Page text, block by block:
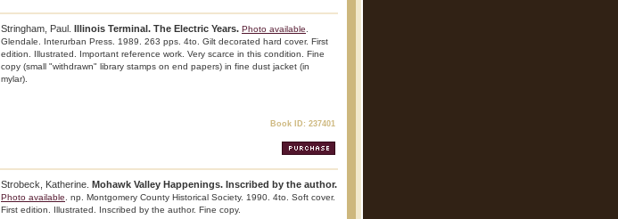
Stringham, Paul. Illinois Terminal. The Electric Years. Photo available
Glendale. Interurban Press. 1989. 263 pps. 4to. Gilt decorated hard cover. First
edition. Illustrated. Important reference work. Very scarce in this condition. Fine
copy (small "withdrawn" library stamps on end papers) in fine dust jacket (in
mylar).
Book ID: 237401
Strobeck, Katherine. Mohawk Valley Happenings. Inscribed by the author.
Photo available . np. Montgomery County Historical Society. 1990. 4to. Soft cover.
First edition. Illustrated. Inscribed by the author. Fine copy.